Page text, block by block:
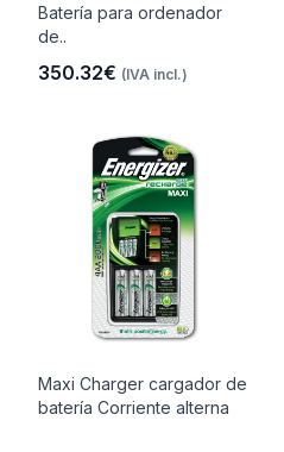
Batería para ordenador
de..
350.32€ (IVA incl.)
Maxi Charger cargador de
batería Corriente alterna